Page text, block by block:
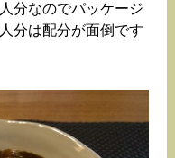
分なのでパッケージ
分は配分が面倒です